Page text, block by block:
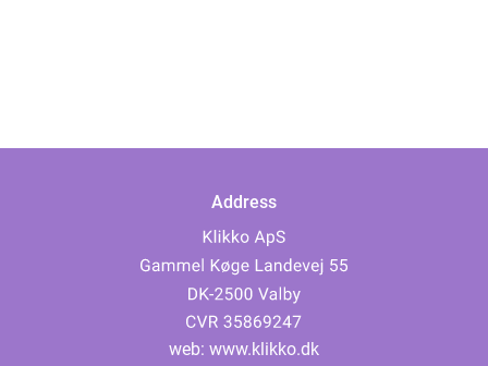
Address
web: www.klikko.dk